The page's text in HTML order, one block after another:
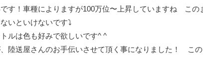
す！車種によりますが100万位〜上昇していますね この
いといけないです⤵︎
ルは色も好みで欲しいです^ ^
陸送屋さんのお手伝いさせて頂く事になりました！ こ